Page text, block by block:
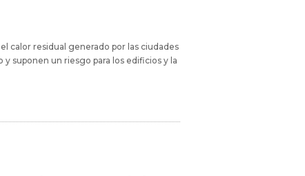
calor residual generado por las ciudades
suponen un riesgo para los edificios y la